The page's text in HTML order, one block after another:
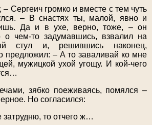
– Сергеич громко и вместе с тем чуть
– В снастях ты, малой, явно и
Да и в ухе, верно, тоже, – он
о чем-то задумавшись, взвалил на
стул и, решившись наконец,
предложил: – А то заваливай ко мне
мужицкой ухой угощу. И кой-чего
зябко поеживаясь, помялся –
Но согласился:
затрудню, то отчего ж…